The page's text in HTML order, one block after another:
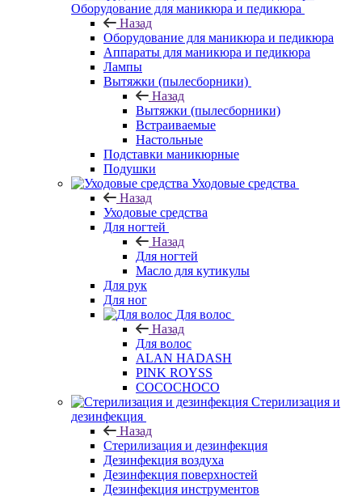
Оборудование для маникюра и педикюра
Назад
Оборудование для маникюра и педикюра
Аппараты для маникюра и педикюра
Лампы
Вытяжки (пылесборники)
Назад
Вытяжки (пылесборники)
Встраиваемые
Настольные
Подставки маникюрные
Подушки
Уходовые средства
Назад
Уходовые средства
Для ногтей
Назад
Для ногтей
Масло для кутикулы
Для рук
Для ног
Для волос
Назад
Для волос
ALAN HADASH
PINK ROYSS
COCOCHOCO
Стерилизация и
дезинфекция
Назад
Стерилизация и дезинфекция
Дезинфекция воздуха
Дезинфекция поверхностей
Дезинфекция инструментов